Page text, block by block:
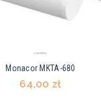
Monacor MKTA-680
64,00 zł